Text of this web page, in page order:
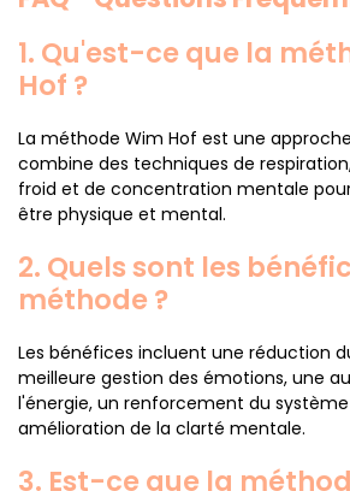
1. Qu'est-ce que la
Hof ?
La méthode Wim Hof est une
combine des techniques de
froid et de concentration mentale
être physique et mental.
2. Quels sont les
méthode ?
Les bénéfices incluent une réduction
meilleure gestion des émotions, une
l'énergie, un renforcement du
amélioration de la clarté mentale.
3. Est-ce que la